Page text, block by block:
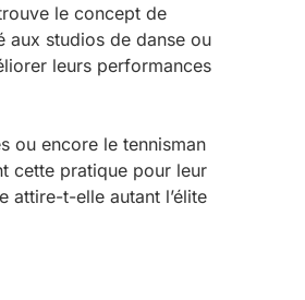
le concept de
aux studios de danse ou
leurs performances
ou encore le tennisman
cette pratique pour leur
attire-t-elle autant l’élite